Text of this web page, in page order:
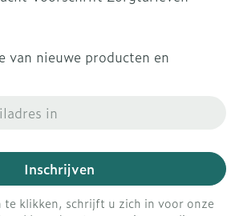
van nieuwe producten en
Inschrijven
te klikken, schrijft u zich in voor onze